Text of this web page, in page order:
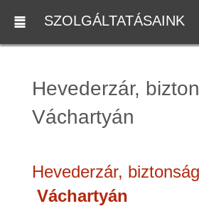
SZOLGÁLTATÁSAINK
Hevederzár,
Váchartyán
Hevederzár,
Váchartyán